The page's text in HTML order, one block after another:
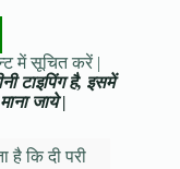
में सूचित करें |
टाइपिंग है, इसमें
जाये |
है कि दी परी